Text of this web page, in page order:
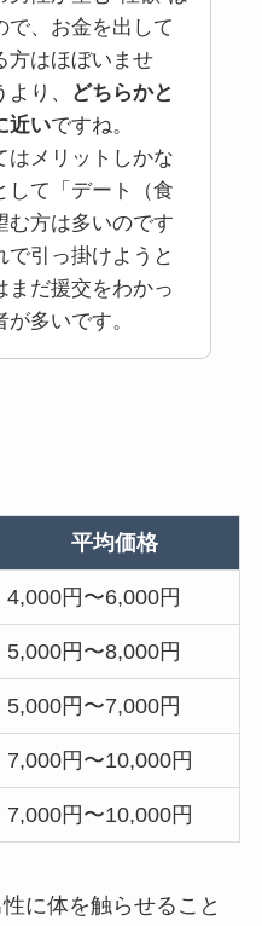
で、お金を出して
方はほぼいませ
り、
どちらかと
近いですね。
はメリットしかな
して「デート（食
む方は多いのです
で引っ掛けようと
まだ援交をわかっ
多いです。
平均価格
4,000円〜6,000円
5,000円〜8,000円
5,000円〜7,000円
7,000円〜10,000円
7,000円〜10,000円
に体を触らせること